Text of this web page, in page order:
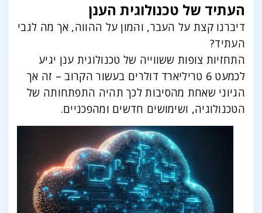
העתיד של טכנולוגית הענן
דיברנו קצת על העבר, והמון על ההווה, אך מה לגבי
העתיד?
התחזיות צופות ששווייה של טכנולוגית ענן יגיע
לכמעט 6 טריליארד דולרים בעשור הקרוב – זה אך
הגיוני שאחת מהסיבות לכך תהיה התפתחותה של
הטכנולוגיה, ושימושים חדשים ומהפכניים.